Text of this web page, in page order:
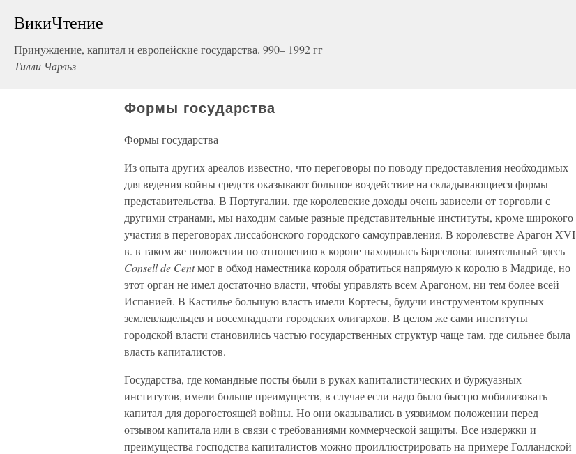
ВикиЧтение
Принуждение, капитал и европейские государства. 990– 1992 гг
Тилли Чарльз
Формы государства
Формы государства
Из опыта других ареалов известно, что переговоры по поводу предоставления необходимых
для ведения войны средств оказывают большое воздействие на складывающиеся формы
представительства. В Португалии, где королевские доходы очень зависели от торговли с
другими странами, мы находим самые разные представительные институты, кроме широкого
участия в переговорах лиссабонского городского самоуправления. В королевстве Арагон XVI
в. в таком же положении по отношению к короне находилась Барселона: влиятельный здесь
Consell de Centмог в обход наместника короля обратиться напрямую к королю в Мадриде, но
этот орган не имел достаточно власти, чтобы управлять всем Арагоном, ни тем более всей
Испанией. В Кастилье большую власть имели Кортесы, будучи инструментом крупных
землевладельцев и восемнадцати городских олигархов. В целом же сами институты
городской власти становились частью государственных структур чаще там, где сильнее была
власть капиталистов.
Государства, где командные посты были в руках капиталистических и буржуазных
институтов, имели больше преимуществ, в случае если надо было быстро мобилизовать
капитал для дорогостоящей войны. Но они оказывались в уязвимом положении перед
отзывом капитала или в связи с требованиями коммерческой защиты. Все издержки и
преимущества господства капиталистов можно проиллюстрировать на примере Голландской